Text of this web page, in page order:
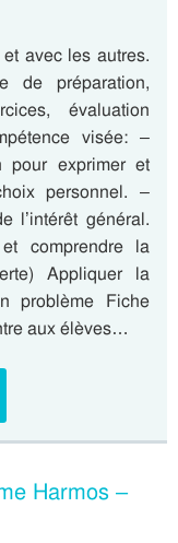
avec les autres.
de préparation,
évaluation
visée: –
pour exprimer et
personnel. –
l’intérêt général.
comprendre la
Appliquer la
problème Fiche
aux élèves…
Harmos –